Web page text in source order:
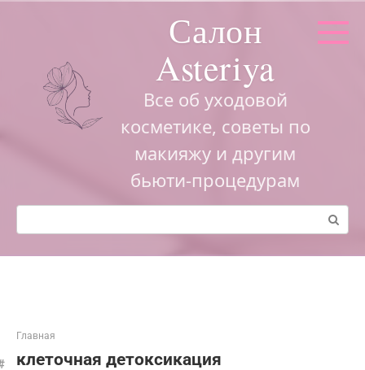
Салон
Asteriya
Все об уходовой
косметике, советы по
макияжу и другим
бьюти-процедурам
Поиск:
Главная
клеточная детоксикация